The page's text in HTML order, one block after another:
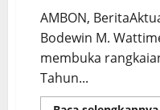
AMBON,
Bodewin M.
membuka
Tahun...